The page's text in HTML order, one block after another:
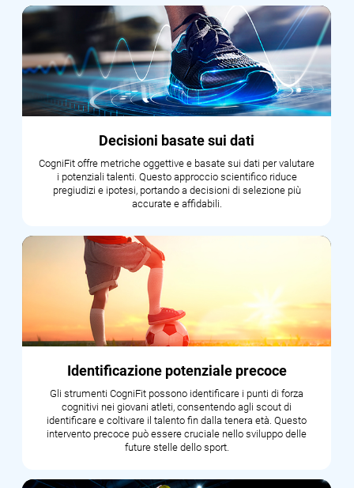
Decisioni basate sui dati
CogniFit offre metriche oggettive e basate sui dati per valutare
i potenziali talenti. Questo approccio scientifico riduce
pregiudizi e ipotesi, portando a decisioni di selezione più
accurate e affidabili.
Identificazione potenziale precoce
Gli strumenti CogniFit possono identificare i punti di forza
cognitivi nei giovani atleti, consentendo agli scout di
identificare e coltivare il talento fin dalla tenera età. Questo
intervento precoce può essere cruciale nello sviluppo delle
future stelle dello sport.